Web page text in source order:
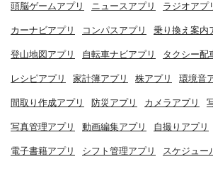
頭脳ゲームアプリ ニュースアプリ ラジオアプ
カーナビアプリ コンパスアプリ 乗り換え案内
登山地図アプリ 自転車ナビアプリ タクシー配
レシピアプリ 家計簿アプリ 株アプリ 環境音
間取り作成アプリ 防災アプリ カメラアプリ
写真管理アプリ 動画編集アプリ 自撮りアプリ
電子書籍アプリ シフト管理アプリ スケジュー